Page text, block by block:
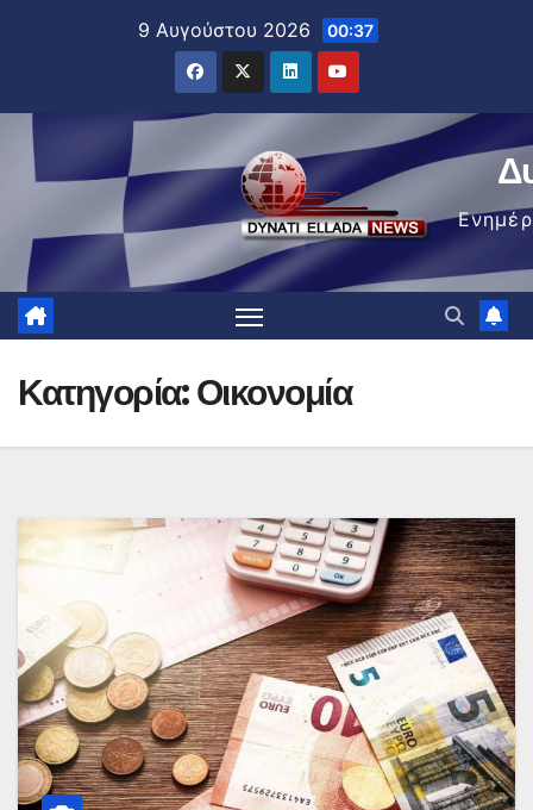
9 Αυγούστου 2026 00:37
Κατηγορία:Οικονομία